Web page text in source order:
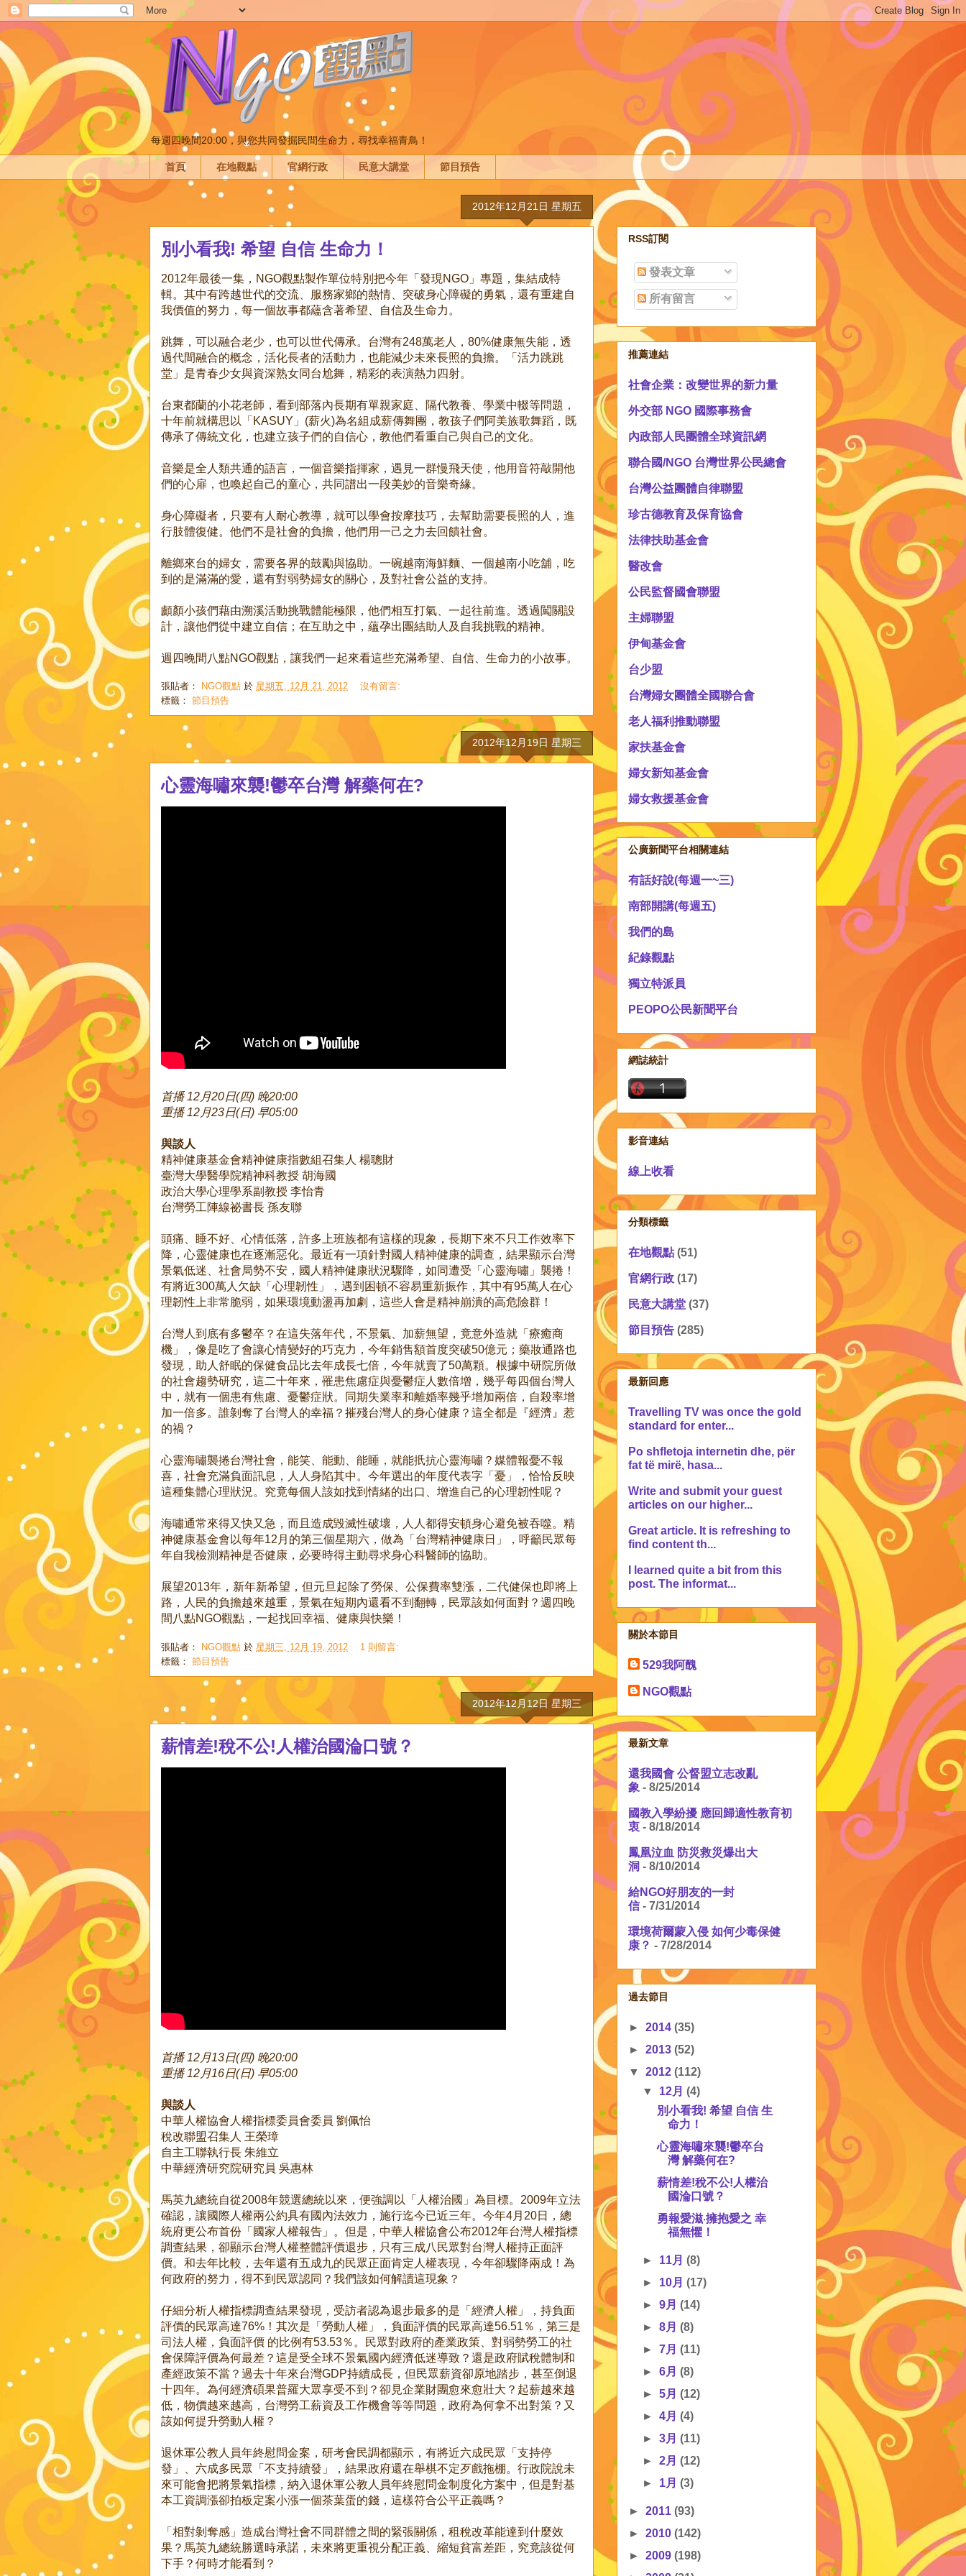
每週四晚間20:00，與您共同發掘民間生命力，尋找幸福青鳥！
首頁 在地觀點 官網行政 民意大講堂 節目預告
2012年12月21日 星期五
別小看我! 希望 自信 生命力！
2012年最後一集，NGO觀點製作單位特別把今年「發現NGO」專題，集結成特
輯。其中有跨越世代的交流、服務家鄉的熱情、突破身心障礙的勇氣，還有重建自
我價值的努力，每一個故事都蘊含著希望、自信及生命力。
跳舞，可以融合老少，也可以世代傳承。台灣有248萬老人，80%健康無失能，透
過代間融合的概念，活化長者的活動力，也能減少未來長照的負擔。「活力跳跳
堂」是青春少女與資深熟女同台尬舞，精彩的表演熱力四射。
台東都蘭的小花老師，看到部落內長期有單親家庭、隔代教養、學業中輟等問題，
十年前就構思以「KASUY」(薪火)為名組成薪傳舞團，教孩子們阿美族歌舞蹈，既
傳承了傳統文化，也建立孩子們的自信心，教他們看重自己與自己的文化。
音樂是全人類共通的語言，一個音樂指揮家，遇見一群慢飛天使，他用音符敲開他
們的心扉，也喚起自己的童心，共同譜出一段美妙的音樂奇緣。
身心障礙者，只要有人耐心教導，就可以學會按摩技巧，去幫助需要長照的人，進
行肢體復健。他們不是社會的負擔，他們用一己之力去回饋社會。
離鄉來台的婦女，需要各界的鼓勵與協助。一碗越南海鮮麵、一個越南小吃舖，吃
到的是滿滿的愛，還有對弱勢婦女的關心，及對社會公益的支持。
顱顏小孩們藉由溯溪活動挑戰體能極限，他們相互打氣、一起往前進。透過闖關設
計，讓他們從中建立自信；在互助之中，蘊孕出團結助人及自我挑戰的精神。
週四晚間八點NGO觀點，讓我們一起來看這些充滿希望、自信、生命力的小故事。
張貼者： NGO觀點 於 星期五, 12月 21, 2012
沒有留言:
標籤： 節目預告
2012年12月19日 星期三
心靈海嘯來襲!鬱卒台灣 解藥何在?
首播 12月20日(四) 晚20:00
重播 12月23日(日) 早05:00
與談人
精神健康基金會精神健康指數組召集人 楊聰財
臺灣大學醫學院精神科教授 胡海國
政治大學心理學系副教授 李怡青
台灣勞工陣線祕書長 孫友聯
頭痛、睡不好、心情低落，許多上班族都有這樣的現象，長期下來不只工作效率下
降，心靈健康也在逐漸惡化。最近有一項針對國人精神健康的調查，結果顯示台灣
景氣低迷、社會局勢不安，國人精神健康狀況驟降，如同遭受「心靈海嘯」襲捲！
有將近300萬人欠缺「心理韌性」，遇到困頓不容易重新振作，其中有95萬人在心
理韌性上非常脆弱，如果環境動盪再加劇，這些人會是精神崩潰的高危險群！
台灣人到底有多鬱卒？在這失落年代，不景氣、加薪無望，竟意外造就「療癒商
機」，像是吃了會讓心情變好的巧克力，今年銷售額首度突破50億元；藥妝通路也
發現，助人舒眠的保健食品比去年成長七倍，今年就賣了50萬顆。根據中研院所做
的社會趨勢研究，這二十年來，罹患焦慮症與憂鬱症人數倍增，幾乎每四個台灣人
中，就有一個患有焦慮、憂鬱症狀。同期失業率和離婚率幾乎增加兩倍，自殺率增
加一倍多。誰剝奪了台灣人的幸福？摧殘台灣人的身心健康？這全都是『經濟』惹
的禍？
心靈海嘯襲捲台灣社會，能笑、能動、能睡，就能扺抗心靈海嘯？媒體報憂不報
喜，社會充滿負面訊息，人人身陷其中。今年選出的年度代表字「憂」，恰恰反映
這種集體心理狀況。究竟每個人該如找到情緒的出口、增進自己的心理韌性呢？
海嘯通常來得又快又急，而且造成毀滅性破壞，人人都得安頓身心避免被吞噬。精
神健康基金會以每年12月的第三個星期六，做為「台灣精神健康日」，呼籲民眾每
年自我檢測精神是否健康，必要時得主動尋求身心科醫師的協助。
展望2013年，新年新希望，但元旦起除了勞保、公保費率雙漲，二代健保也即將上
路，人民的負擔越來越重，景氣在短期內還看不到翻轉，民眾該如何面對？週四晚
間八點NGO觀點，一起找回幸福、健康與快樂！
張貼者： NGO觀點 於 星期三, 12月 19, 2012
1 則留言:
標籤： 節目預告
2012年12月12日 星期三
薪情差!稅不公!人權治國淪口號？
首播 12月13日(四) 晚20:00
重播 12月16日(日) 早05:00
與談人
中華人權協會人權指標委員會委員 劉佩怡
稅改聯盟召集人 王榮璋
自主工聯執行長 朱維立
中華經濟研究院研究員 吳惠林
馬英九總統自從2008年競選總統以來，便強調以「人權治國」為目標。2009年立法
確認，讓國際人權兩公約具有國內法效力，施行迄今已近三年。今年4月20日，總
統府更公布首份「國家人權報告」。但是，中華人權協會公布2012年台灣人權指標
調查結果，卻顯示台灣人權整體評價退步，只有三成八民眾對台灣人權持正面評
價。和去年比較，去年還有五成九的民眾正面肯定人權表現，今年卻驟降兩成！為
何政府的努力，得不到民眾認同？我們該如何解讀這現象？
仔細分析人權指標調查結果發現，受訪者認為退步最多的是「經濟人權」，持負面
評價的民眾高達76%！其次是「勞動人權」，負面評價的民眾高達56.51％，第三是
司法人權，負面評價 的比例有53.53％。民眾對政府的產業政策、對弱勢勞工的社
會保障評價為何最差？這是受全球不景氣國內經濟低迷導致？還是政府賦稅體制和
產經政策不當？過去十年來台灣GDP持續成長，但民眾薪資卻原地踏步，甚至倒退
十四年。為何經濟碩果普羅大眾享受不到？卻見企業財團愈來愈壯大？起薪越來越
低，物價越來越高，台灣勞工薪資及工作機會等等問題，政府為何拿不出對策？又
該如何提升勞動人權？
退休軍公教人員年終慰問金案，研考會民調都顯示，有將近六成民眾「支持停
發」、六成多民眾「不支持續發」，結果政府還在舉棋不定歹戲拖棚。行政院說未
來可能會把將景氣指標，納入退休軍公教人員年終慰問金制度化方案中，但是對基
本工資調漲卻拍板定案小漲一個茶葉蛋的錢，這樣符合公平正義嗎？
「相對剝奪感」造成台灣社會不同群體之間的緊張關係，租稅改革能達到什麼效
果？馬英九總統勝選時承諾，未來將更重視分配正義、縮短貧富差距，究竟該從何
下手？何時才能看到？
RSS訂閱
發表文章
所有留言
推薦連結
社會企業：改變世界的新力量
外交部 NGO 國際事務會
內政部人民團體全球資訊網
聯合國/NGO 台灣世界公民總會
台灣公益團體自律聯盟
珍古德教育及保育協會
法律扶助基金會
醫改會
公民監督國會聯盟
主婦聯盟
伊甸基金會
台少盟
台灣婦女團體全國聯合會
老人福利推動聯盟
家扶基金會
婦女新知基金會
婦女救援基金會
公廣新聞平台相關連結
有話好說(每週一~三)
南部開講(每週五)
我們的島
紀錄觀點
獨立特派員
PEOPO公民新聞平台
網誌統計
影音連結
線上收看
分類標籤
在地觀點 (51)
官網行政 (17)
民意大講堂 (37)
節目預告 (285)
最新回應
Travelling TV was once the gold
standard for enter...
Po shfletoja internetin dhe, për
fat të mirë, hasa...
Write and submit your guest
articles on our higher...
Great article. It is refreshing to
find content th...
I learned quite a bit from this
post. The informat...
關於本節目
529我阿醜
NGO觀點
最新文章
還我國會 公督盟立志改亂
象 - 8/25/2014
國教入學紛擾 應回歸適性教育初
衷 - 8/18/2014
鳳凰泣血 防災救災爆出大
洞 - 8/10/2014
給NGO好朋友的一封
信 - 7/31/2014
環境荷爾蒙入侵 如何少毒保健
康？ - 7/28/2014
過去節目
► 2014 (35)
► 2013 (52)
▼ 2012 (112)
▼ 12月(4)
別小看我! 希望 自信 生
命力！
心靈海嘯來襲!鬱卒台
灣 解藥何在?
薪情差!稅不公!人權治
國淪口號？
勇報愛滋‧擁抱愛之 幸
福無懼！
► 11月(8)
► 10月(17)
►9月(14)
►8月(8)
►7月(11)
►6月(8)
►5月(12)
►4月(4)
►3月(11)
►2月(12)
► 1月(3)
► 2011 (93)
► 2010 (142)
► 2009 (198)